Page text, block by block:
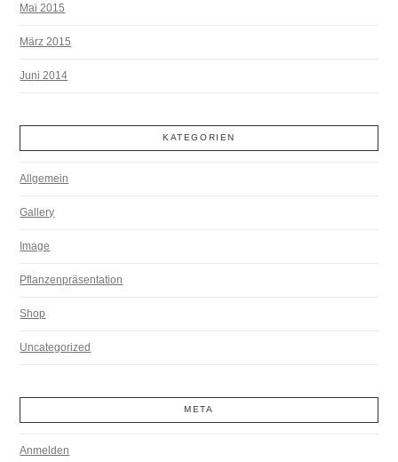
Mai 2015
März 2015
Juni 2014
KATEGORIEN
Allgemein
Gallery
Image
Pflanzenpräsentation
Shop
Uncategorized
META
Anmelden